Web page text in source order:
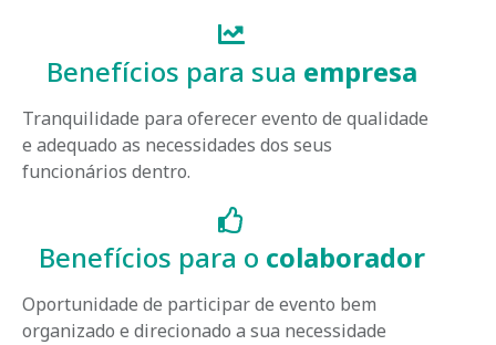
Benefícios para sua empresa
Tranquilidade para oferecer evento de qualidade
e adequado as necessidades dos seus
funcionários dentro.
Benefícios para o colaborador
Oportunidade de participar de evento bem
organizado e direcionado a sua necessidade